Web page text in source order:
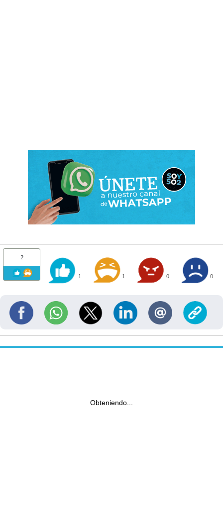
2
1 1 0 0
Obteniendo...